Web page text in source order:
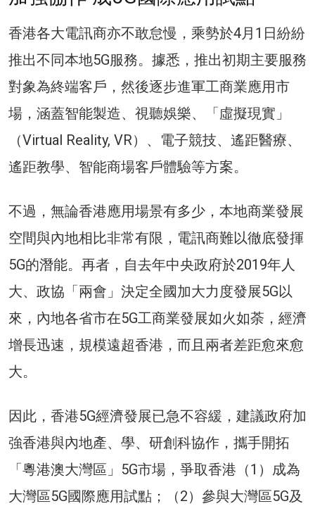
香港各大電訊商亦不敢怠慢，乘勢於4月1日紛紛
推出不同本地5G服務。據悉，推出初期主要服務
對象為終端客戶，然後逐步進軍工商業應用市
場，涵蓋智能製造、視聽娛樂、「虛擬現實」
（Virtual Reality, VR）、電子競技、遙距醫療、
遙距教學、智能商場客戶體驗等方案。
不過，無論香港應用場景有多少，本地商業發展
空間與內地相比非常有限，電訊商難以徹底發揮
5G的潛能。再者，自去年中央政府於2019年人
大、政協「兩會」決定全國加大力度發展5G以
來，內地各省市在5G工商業發展如火如荼，經濟
增長迅速，規模遠超香港，而且兩者差距愈來愈
大。
因此，香港5G經濟發展已急不容緩，建議政府加
強香港與內地產、學、研創科協作，攜手開拓
「粵港澳大灣區」5G市場，爭取香港（1）成為
大灣區5G國際應用試點；（2）參與大灣區5G及